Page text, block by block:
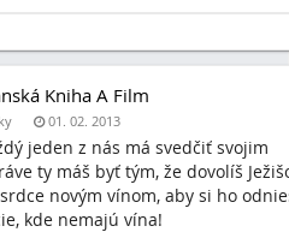
Kniha A Film
01. 02. 2013
jeden z nás má svedčiť svojim
ty máš byť tým, že dovolíš
novým vínom, aby si ho
kde nemajú vína!